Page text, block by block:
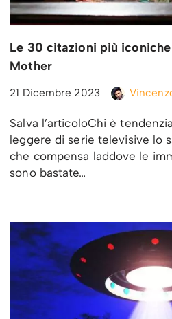
Le 30 citazioni più
Mother
21 Dicembre 2023
Salva l’articoloChi è
leggere di serie televisive lo
che compensa laddove le
sono bastate…